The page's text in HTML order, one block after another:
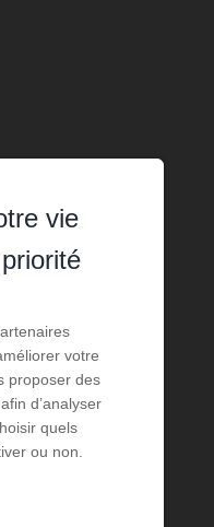
vie
votre
proposer des
d’analyser
quels
ou non.